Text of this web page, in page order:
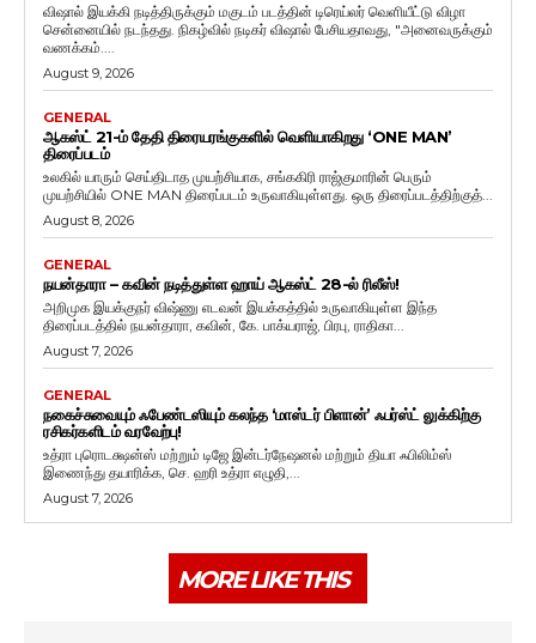
விஷால் இயக்கி நடித்திருக்கும் மகுடம் படத்தின் டிரெய்லர் வெளியீட்டு விழா
சென்னையில் நடந்தது. நிகழ்வில் நடிகர் விஷால் பேசியதாவது, "அனைவருக்கும்
வணக்கம்....
August 9, 2026
GENERAL
ஆகஸ்ட் 21-ம் தேதி திரையரங்குகளில் வெளியாகிறது ‘ONE MAN’
திரைப்படம்
உலகில் யாரும் செய்திடாத முயற்சியாக, சங்ககிரி ராஜ்குமாரின் பெரும்
முயற்சியில் ONE MAN திரைப்படம் உருவாகியுள்ளது. ஒரு திரைப்படத்திற்குத்...
August 8, 2026
GENERAL
நயன்தாரா – கவின் நடித்துள்ள ஹாய் ஆகஸ்ட் 28-ல் ரிலீஸ்!
அறிமுக இயக்குநர் விஷ்ணு எடவன் இயக்கத்தில் உருவாகியுள்ள இந்த
திரைப்படத்தில் நயன்தாரா, கவின், கே. பாக்யராஜ், பிரபு, ராதிகா...
August 7, 2026
GENERAL
நகைச்சுவையும் ஃபேண்டஸியும் கலந்த ‘மாஸ்டர் பிளான்’ ஃபர்ஸ்ட் லுக்கிற்கு
ரசிகர்களிடம் வரவேற்பு!
உத்ரா புரொடக்ஷன்ஸ் மற்றும் டிஜே இன்டர்நேஷனல் மற்றும் தியா ஃபிலிம்ஸ்
இணைந்து தயாரிக்க, செ. ஹரி உத்ரா எழுதி,...
August 7, 2026
MORE LIKE THIS